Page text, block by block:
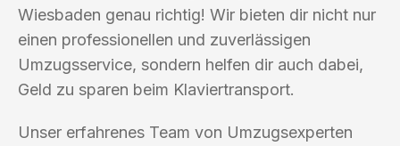
Wiesbaden genau richtig! Wir bieten dir nicht nur
einen professionellen und zuverlässigen
Umzugsservice, sondern helfen dir auch dabei,
Geld zu sparen beim Klaviertransport.
Unser erfahrenes Team von Umzugsexperten